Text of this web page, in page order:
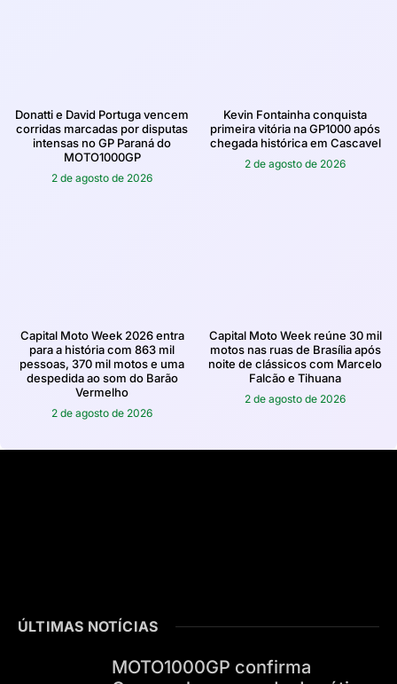
Donatti e David Portuga vencem
corridas marcadas por disputas
intensas no GP Paraná do
MOTO1000GP
2 de agosto de 2026
Kevin Fontainha conquista
primeira vitória na GP1000 após
chegada histórica em Cascavel
2 de agosto de 2026
Capital Moto Week 2026 entra
para a história com 863 mil
pessoas, 370 mil motos e uma
despedida ao som do Barão
Vermelho
2 de agosto de 2026
Capital Moto Week reúne 30 mil
motos nas ruas de Brasília após
noite de clássicos com Marcelo
Falcão e Tihuana
2 de agosto de 2026
ÚLTIMAS NOTÍCIAS
MOTO1000GP confirma